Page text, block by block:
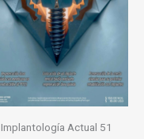
Implantología Actual 51